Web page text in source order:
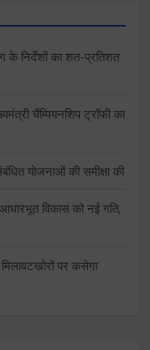
के निर्देशों का शत-प्रतिशत
चैंम्पियनशिप ट्रॉफी का
योजनाओं की समीक्षा की
विकास को नई गति,
पर कसेगा